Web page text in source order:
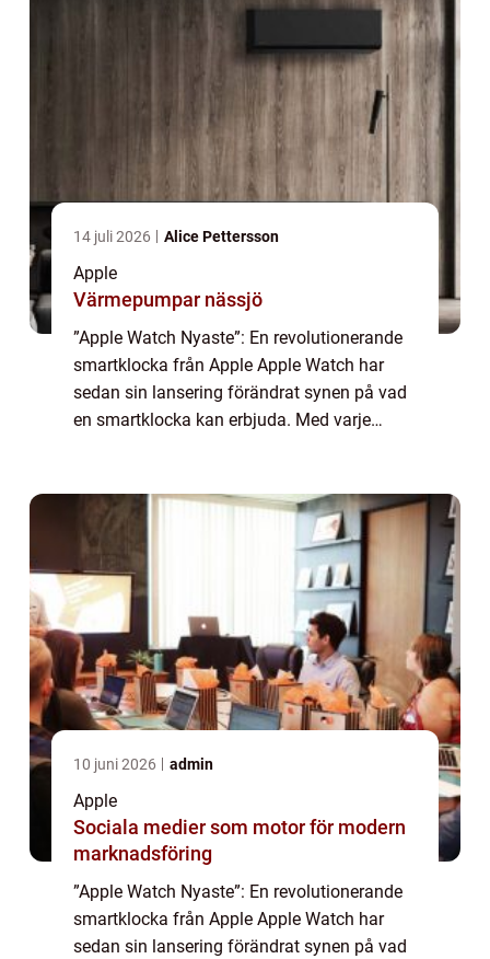
14 juli 2026 Alice Pettersson
Apple
Värmepumpar nässjö
”Apple Watch Nyaste”: En revolutionerande
smartklocka från Apple Apple Watch har
sedan sin lansering förändrat synen på vad
en smartklocka kan erbjuda. Med varje
10 juni 2026 admin
Apple
Sociala medier som motor för modern
marknadsföring
”Apple Watch Nyaste”: En revolutionerande
smartklocka från Apple Apple Watch har
sedan sin lansering förändrat synen på vad